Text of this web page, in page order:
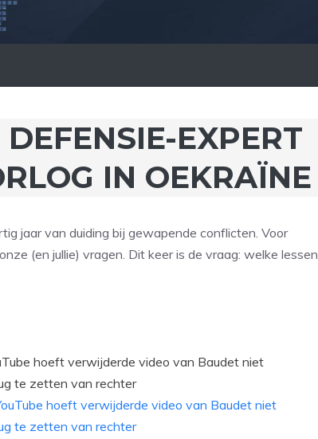
EXPERT
IN OEKRAÏNE
jaar van duiding bij gewapende conflicten. Voor
(en jullie) vragen. Dit keer is de vraag: welke lessen
hoeft verwijderde video van Baudet niet
te zetten van rechter